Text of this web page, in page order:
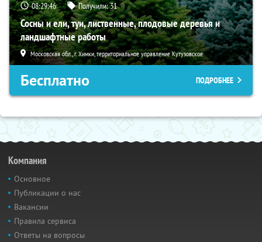
08:29:45 Получили:31
Сосны и ели, туи, лиственные, плодовые деревья и
ландшафтные работы
Московская обл., г. Химки, территориальное управление Кутузовское
Бесплатно ПОДРОБНЕЕ
Компания
Основное
Публикации о нас
Вакансии
Правила сервиса
Ответы на вопросы